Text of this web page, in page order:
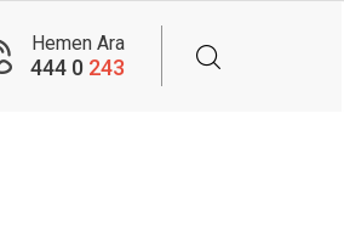
Hemen Ara
444 0 243